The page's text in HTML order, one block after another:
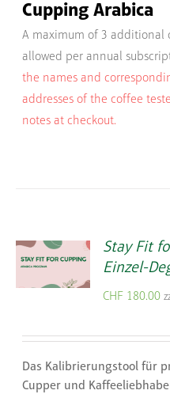
Cupping Arabica
A maximum of 3 additional
allowed per annual
the names and
addresses of the coffee
notes at checkout.
Stay Fit
Einzel-
CHF 180.00
Das Kalibrierungstool für
Cupper und